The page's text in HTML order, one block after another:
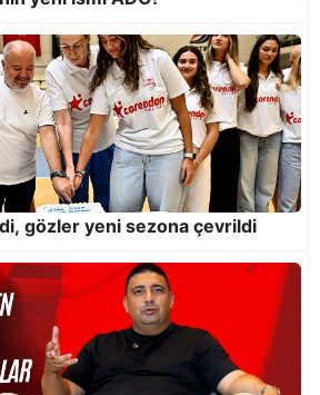
takımını destekle!
gözler yeni sezona çevrildi